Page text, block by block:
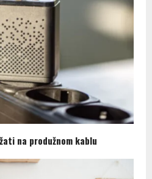
na produžnom kablu